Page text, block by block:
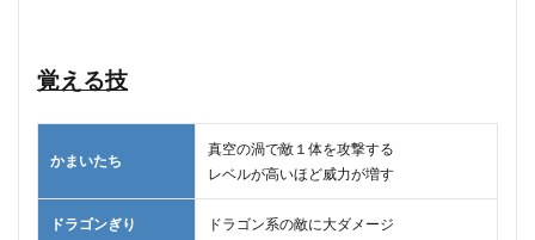
覚える技
かまいたち
真空の渦で敵１体を攻撃する
レベルが高いほど威力が増す
ドラゴンぎり ドラゴン系の敵に大ダメージ